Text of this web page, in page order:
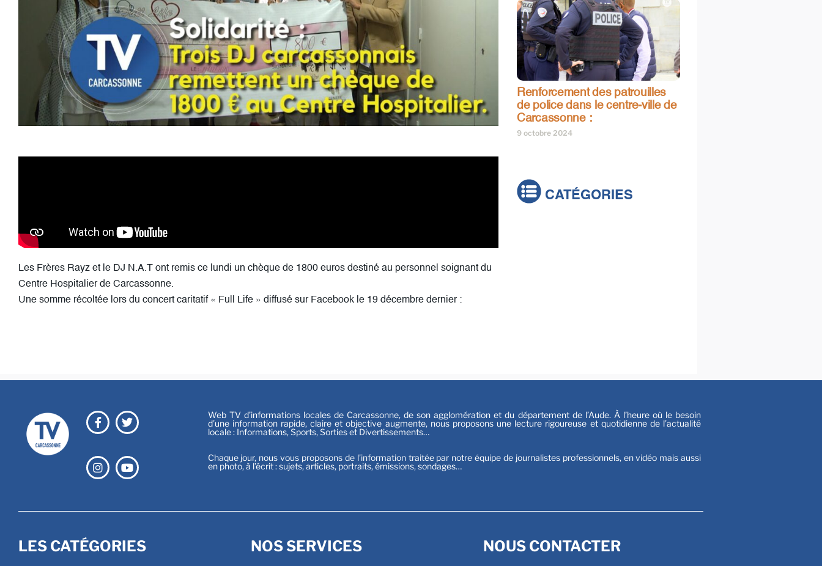
Les Frères Rayz et le DJ N.A.T ont remis ce lundi un chèque de 1800 euros destiné au personnel soignant du
Centre Hospitalier de Carcassonne.
Une somme récoltée lors du concert caritatif « Full Life » diffusé sur Facebook le 19 décembre dernier :
Renforcement des patrouilles
de police dans le centre-ville de
Carcassonne :
9 octobre 2024
CATÉGORIES
Web TV d’informations locales de Carcassonne, de son agglomération et du département de l’Aude. À l’heure où le besoin
d’une information rapide, claire et objective augmente, nous proposons une lecture rigoureuse et quotidienne de l’actualité
locale : Informations, Sports, Sorties et Divertissements…
Chaque jour, nous vous proposons de l’information traitée par notre équipe de journalistes professionnels, en vidéo mais aussi
en photo, à l’écrit : sujets, articles, portraits, émissions, sondages…
LES CATÉGORIES NOS SERVICES NOUS CONTACTER